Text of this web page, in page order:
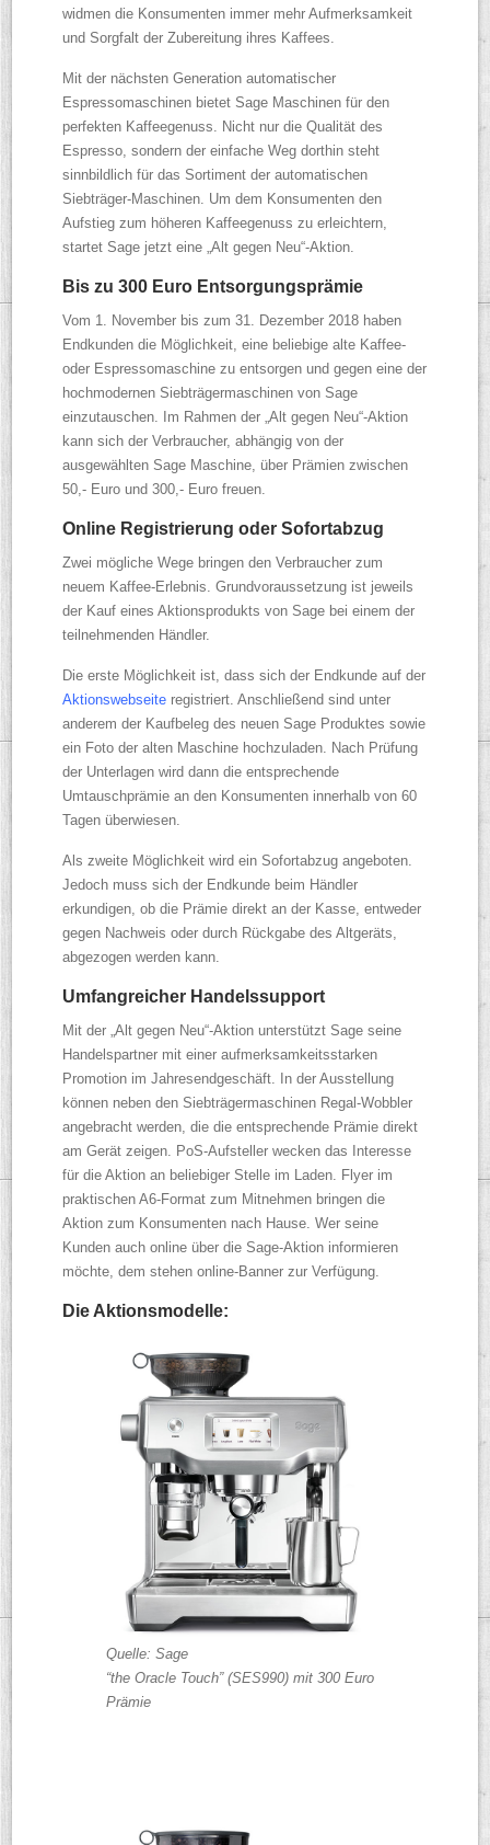
widmen die Konsumenten immer mehr Aufmerksamkeit
und Sorgfalt der Zubereitung ihres Kaffees.
Mit der nächsten Generation automatischer
Espressomaschinen bietet Sage Maschinen für den
perfekten Kaffeegenuss. Nicht nur die Qualität des
Espresso, sondern der einfache Weg dorthin steht
sinnbildlich für das Sortiment der automatischen
Siebträger-Maschinen. Um dem Konsumenten den
Aufstieg zum höheren Kaffeegenuss zu erleichtern,
startet Sage jetzt eine „Alt gegen Neu“-Aktion.
Bis zu 300 Euro Entsorgungsprämie
Vom 1. November bis zum 31. Dezember 2018 haben
Endkunden die Möglichkeit, eine beliebige alte Kaffee-
oder Espressomaschine zu entsorgen und gegen eine der
hochmodernen Siebträgermaschinen von Sage
einzutauschen. Im Rahmen der „Alt gegen Neu“-Aktion
kann sich der Verbraucher, abhängig von der
ausgewählten Sage Maschine, über Prämien zwischen
50,- Euro und 300,- Euro freuen.
Online Registrierung oder Sofortabzug
Zwei mögliche Wege bringen den Verbraucher zum
neuem Kaffee-Erlebnis. Grundvoraussetzung ist jeweils
der Kauf eines Aktionsprodukts von Sage bei einem der
teilnehmenden Händler.
Die erste Möglichkeit ist, dass sich der Endkunde auf der
Aktionswebseiteregistriert. Anschließend sind unter
anderem der Kaufbeleg des neuen Sage Produktes sowie
ein Foto der alten Maschine hochzuladen. Nach Prüfung
der Unterlagen wird dann die entsprechende
Umtauschprämie an den Konsumenten innerhalb von 60
Tagen überwiesen.
Als zweite Möglichkeit wird ein Sofortabzug angeboten.
Jedoch muss sich der Endkunde beim Händler
erkundigen, ob die Prämie direkt an der Kasse, entweder
gegen Nachweis oder durch Rückgabe des Altgeräts,
abgezogen werden kann.
Umfangreicher Handelssupport
Mit der „Alt gegen Neu“-Aktion unterstützt Sage seine
Handelspartner mit einer aufmerksamkeitsstarken
Promotion im Jahresendgeschäft. In der Ausstellung
können neben den Siebträgermaschinen Regal-Wobbler
angebracht werden, die die entsprechende Prämie direkt
am Gerät zeigen. PoS-Aufsteller wecken das Interesse
für die Aktion an beliebiger Stelle im Laden. Flyer im
praktischen A6-Format zum Mitnehmen bringen die
Aktion zum Konsumenten nach Hause. Wer seine
Kunden auch online über die Sage-Aktion informieren
möchte, dem stehen online-Banner zur Verfügung.
Die Aktionsmodelle:
Quelle: Sage
“the Oracle Touch” (SES990) mit 300 Euro
Prämie